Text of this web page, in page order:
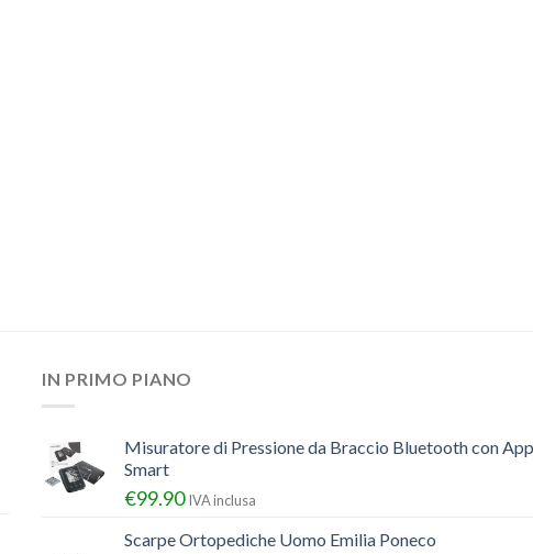
IN PRIMO PIANO
Misuratore di Pressione da Braccio Bluetooth con
Smart
€99.90 IVA inclusa
Scarpe Ortopediche Uomo Emilia Poneco